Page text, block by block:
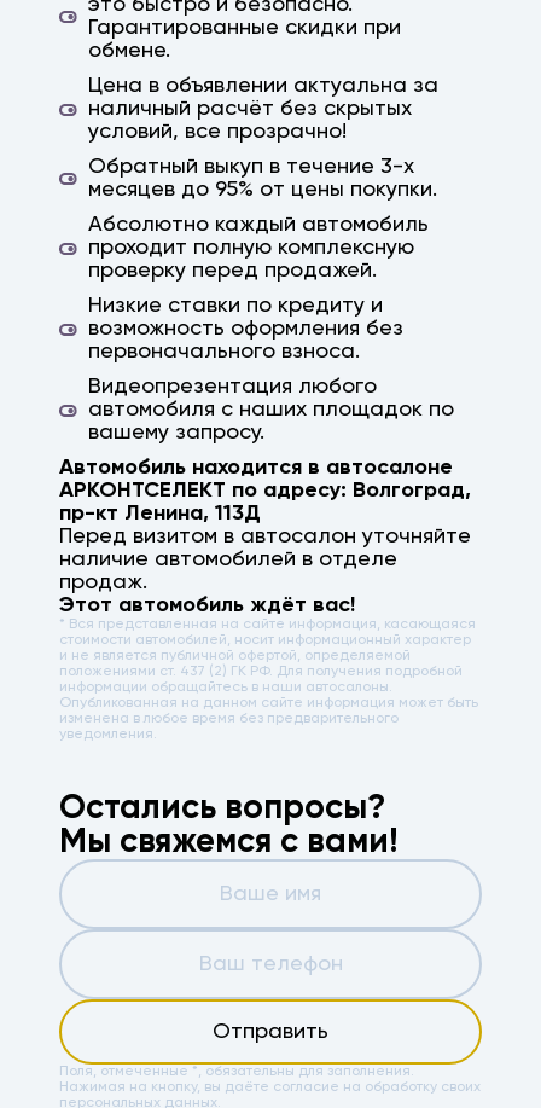
это быстро и безопасно.
Гарантированные скидки при
обмене.
Цена в объявлении актуальна за
наличный расчёт без скрытых
условий, все прозрачно!
Обратный выкуп в течение 3-х
месяцев до 95% от цены покупки.
Абсолютно каждый автомобиль
проходит полную комплексную
проверку перед продажей.
Низкие ставки по кредиту и
возможность оформления без
первоначального взноса.
Видеопрезентация любого
автомобиля с наших площадок по
вашему запросу.
Автомобиль находится в автосалоне
АРКОНТСЕЛЕКТ по адресу: Волгоград,
пр-кт Ленина, 113Д
Перед визитом в автосалон уточняйте
наличие автомобилей в отделе
продаж.
Этот автомобиль ждёт вас!
* Вся представленная на сайте информация, касающаяся
стоимости автомобилей, носит информационный характер
и не является публичной офертой, определяемой
положениями ст. 437 (2) ГК РФ. Для получения подробной
информации обращайтесь в наши автосалоны.
Опубликованная на данном сайте информация может быть
изменена в любое время без предварительного
уведомления.
Остались вопросы?
Мы свяжемся с вами!
Отправить
Поля, отмеченные *, обязательны для заполнения.
Нажимая на кнопку, вы даёте согласие на обработку своих
персональных данных.